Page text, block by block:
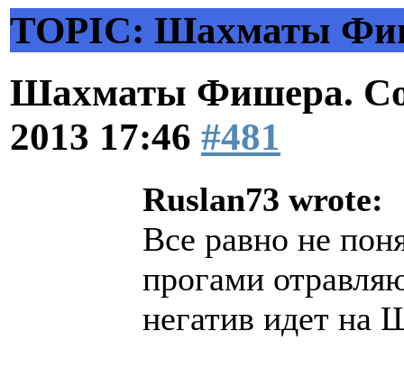
TOPIC: Шахматы
Шахматы Фишера.
2013 17:46 #481
Ruslan73 wrote:
Все равно не
прогами
негатив идет